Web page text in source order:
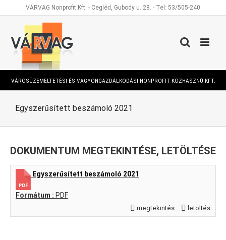
KihagyásVÁRVAG Nonprofit Kft. - Cegléd, Gubody u. 28. - Tel: 53/505-240
VÁROSÜZEMELTETÉSI ÉS VAGYONGAZDÁLKODÁSI NONPROFIT KÖZHASZNÚ KFT.
Egyszerűsített beszámoló 2021
DOKUMENTUM MEGTEKINTÉSE, LETÖLTÉSE
Egyszerűsített beszámoló 2021
Formátum : PDF
megtekintés letöltés